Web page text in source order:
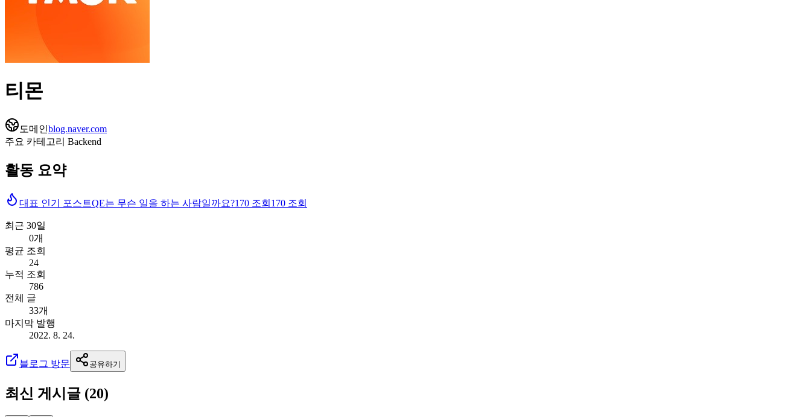
티몬
도메인blog.naver.com
주요 카테고리 Backend
활동 요약
대표 인기 포스트QE는 무슨 일을 하는 사람일까요?170 조회 170 조회
최근 30일
0개
평균 조회
24
누적 조회
786
전체 글
33개
마지막 발행
2022. 8. 24.
블로그 방문 공유하기
최신 게시글 (20)